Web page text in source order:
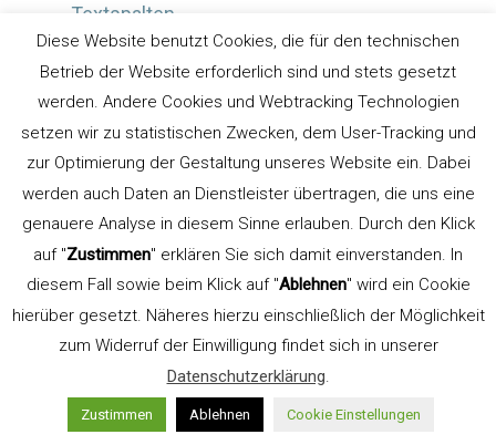
Textspalten
Textvorspann
Tiefschwarz
Triestverlag
TypeSCHOOL
Typografie
Typografie Bozen Südtirol
Typografie Südtirol
Diese Website benutzt Cookies, die für den technischen
Betrieb der Website erforderlich sind und stets gesetzt
werden. Andere Cookies und Webtracking Technologien
setzen wir zu statistischen Zwecken, dem User-Tracking und
zur Optimierung der Gestaltung unseres Website ein. Dabei
werden auch Daten an Dienstleister übertragen, die uns eine
genauere Analyse in diesem Sinne erlauben. Durch den Klick
auf "Zustimmen" erklären Sie sich damit einverstanden. In
diesem Fall sowie beim Klick auf "Ablehnen" wird ein Cookie
hierüber gesetzt. Näheres hierzu einschließlich der Möglichkeit
zum Widerruf der Einwilligung findet sich in unserer
Datenschutzerklärung.
Zustimmen Ablehnen Cookie Einstellungen